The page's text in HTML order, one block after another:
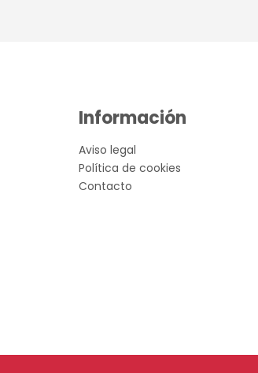
Información
Aviso legal
Política de cookies
Contacto